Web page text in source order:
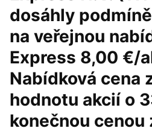
dosáhly
na veřejnou
Express 8,00 €/
Nabídková cena
hodnotu akcií o
konečnou cenou